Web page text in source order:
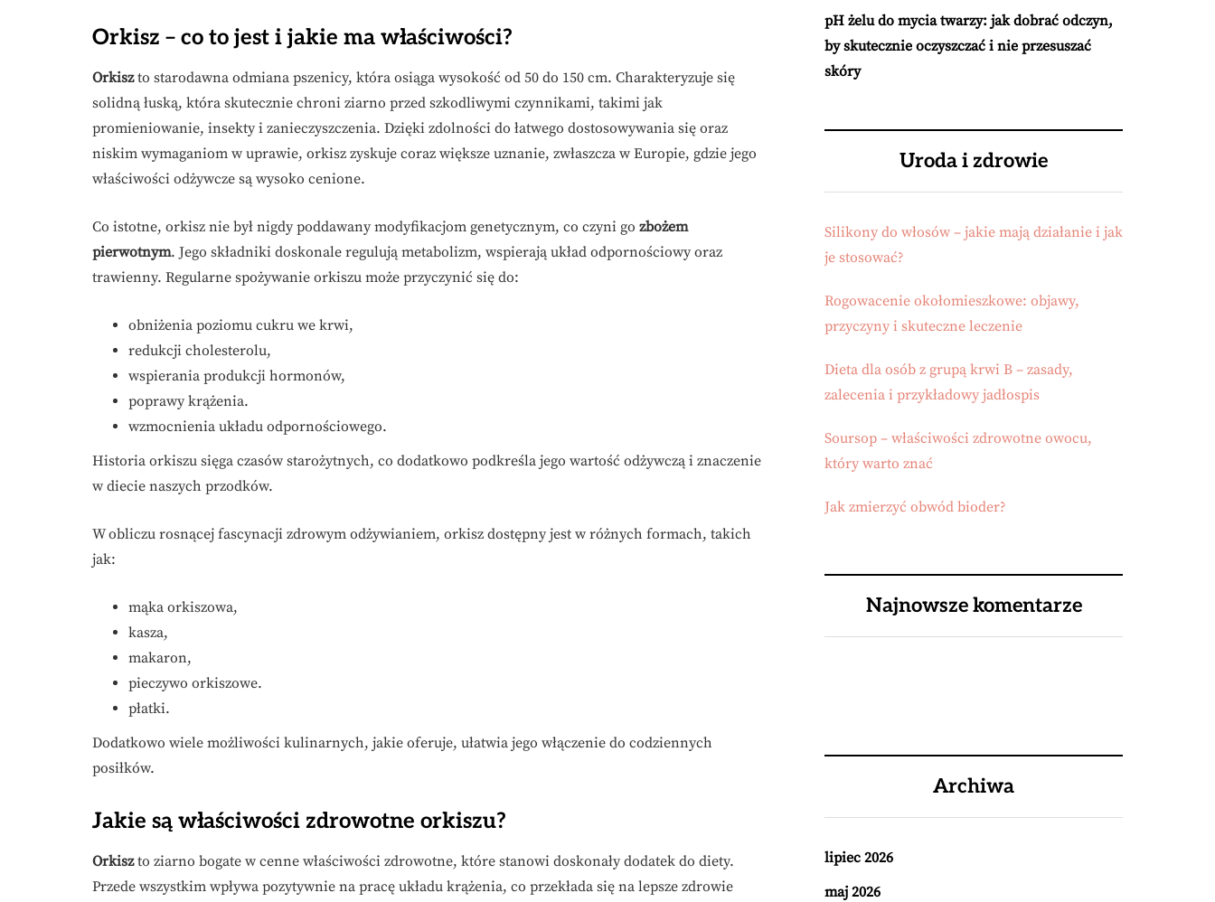
Orkisz – co to jest i jakie ma właściwości?
Orkiszto starodawna odmiana pszenicy, która osiąga wysokość od 50 do 150 cm. Charakteryzuje się
solidną łuską, która skutecznie chroni ziarno przed szkodliwymi czynnikami, takimi jak
promieniowanie, insekty i zanieczyszczenia. Dzięki zdolności do łatwego dostosowywania się oraz
niskim wymaganiom w uprawie, orkisz zyskuje coraz większe uznanie, zwłaszcza w Europie, gdzie jego
właściwości odżywcze są wysoko cenione.
Co istotne, orkisz nie był nigdy poddawany modyfikacjom genetycznym, co czyni go zbożem
pierwotnym. Jego składniki doskonale regulują metabolizm, wspierają układ odpornościowy oraz
trawienny. Regularne spożywanie orkiszu może przyczynić się do:
obniżenia poziomu cukru we krwi,
redukcji cholesterolu,
wspierania produkcji hormonów,
poprawy krążenia.
wzmocnienia układu odpornościowego.
Historia orkiszu sięga czasów starożytnych, co dodatkowo podkreśla jego wartość odżywczą i znaczenie
w diecie naszych przodków.
W obliczu rosnącej fascynacji zdrowym odżywianiem, orkisz dostępny jest w różnych formach, takich
jak:
mąka orkiszowa,
kasza,
makaron,
pieczywo orkiszowe.
płatki.
Dodatkowo wiele możliwości kulinarnych, jakie oferuje, ułatwia jego włączenie do codziennych
posiłków.
Jakie są właściwości zdrowotne orkiszu?
Orkiszto ziarno bogate w cenne właściwości zdrowotne, które stanowi doskonały dodatek do diety.
Przede wszystkim wpływa pozytywnie na pracę układu krążenia, co przekłada się na lepsze zdrowie
pH żelu do mycia twarzy: jak dobrać odczyn,
by skutecznie oczyszczać i nie przesuszać
skóry
Uroda i zdrowie
Silikony do włosów – jakie mają działanie i jak
je stosować?
Rogowacenie okołomieszkowe: objawy,
przyczyny i skuteczne leczenie
Dieta dla osób z grupą krwi B – zasady,
zalecenia i przykładowy jadłospis
Soursop – właściwości zdrowotne owocu,
który warto znać
Jak zmierzyć obwód bioder?
Najnowsze komentarze
Archiwa
lipiec 2026
maj 2026